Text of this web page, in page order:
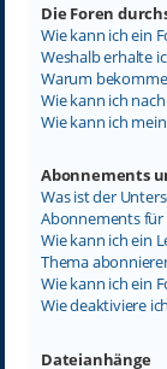
Die Foren
Wie kann ich ein
Weshalb erhalte
Warum bekomme
Wie kann ich
Wie kann ich
Abonnements
Was ist der
Abonnements für
Wie kann ich ein
Thema
Wie kann ich ein
Wie deaktiviere
Dateianhänge